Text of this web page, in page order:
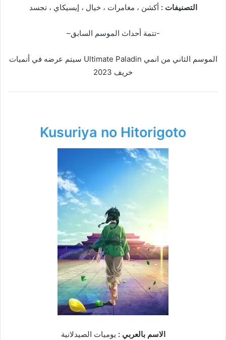
التصنيفات : أكشن ، مغامرات ، خيال ، إيسيكاي ، تجسد
-تتمة أحداث الموسم السابق–
الموسم الثاني من انمي Ultimate Paladin سيتم عرضه في أنميات
خريف 2023
Kusuriya no Hitorigoto
الاسم بالعربي : يوميات الصيدلانية